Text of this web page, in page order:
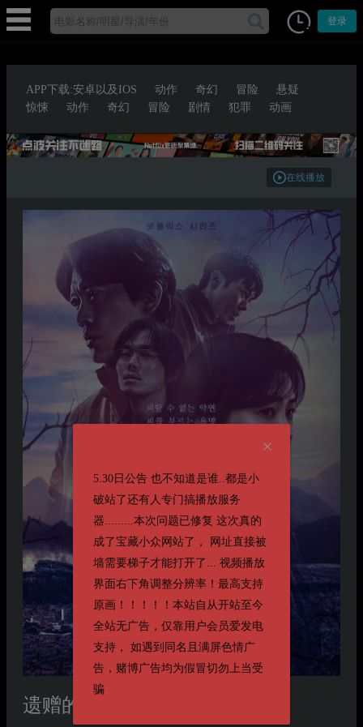
登录
5.30日公告 也不知道是谁..都是小
破站了还有人专门搞播放服务
器.........本次问题已修复 这次真的
成了宝藏小众网站了， 网址直接被
墙需要梯子才能打开了... 视频播放
界面右下角调整分辨率！最高支持
原画！！！！！本站自从开站至今
全站无广告，仅靠用户会员爱发电
支持， 如遇到同名且满屏色情广
告，赌博广告均为假冒切勿上当受
骗
APP下载:安卓以及IOS 动作 奇幻 冒险
悬疑
惊悚
动作 奇幻 冒险 剧情 犯罪 动画
在线播放
遗赠的秘密